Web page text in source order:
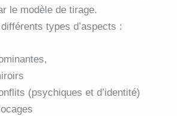
le modèle de tirage.
types d’aspects :
(psychiques et d’identité)